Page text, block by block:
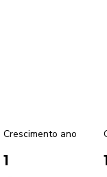
1
Crescimento ano